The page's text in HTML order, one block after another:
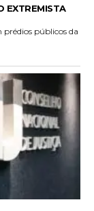
EXTREMISTA
prédios públicos da